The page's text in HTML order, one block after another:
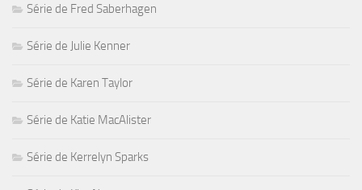
Série de Fred Saberhagen
Série de Julie Kenner
Série de Karen Taylor
Série de Katie MacAlister
Série de Kerrelyn Sparks